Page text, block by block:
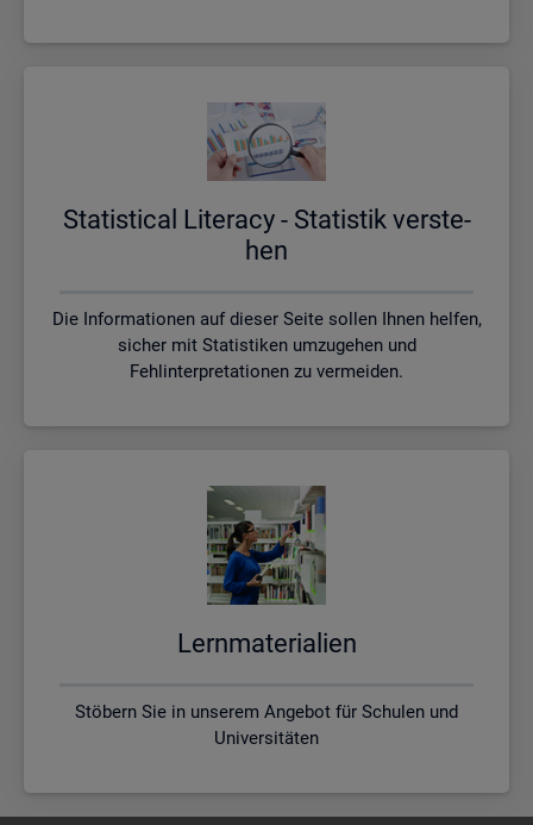
Sta­ti­s­ti­cal Li­te­r­acy - Sta­tis­tik ver­ste­
hen
Die Informationen auf dieser Seite sollen Ihnen helfen,
sicher mit Statistiken umzugehen und
Fehlinterpretationen zu vermeiden.
Lern­ma­te­ria­li­en
Stöbern Sie in unserem Angebot für Schulen und
Universitäten